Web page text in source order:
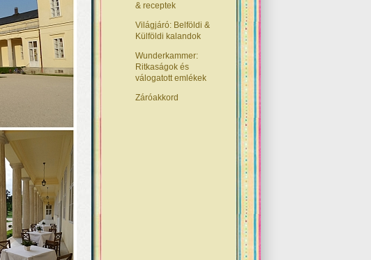
& receptek
Világjáró: Belföldi &
Külföldi kalandok
Wunderkammer:
Ritkaságok és
válogatott emlékek
Záróakkord